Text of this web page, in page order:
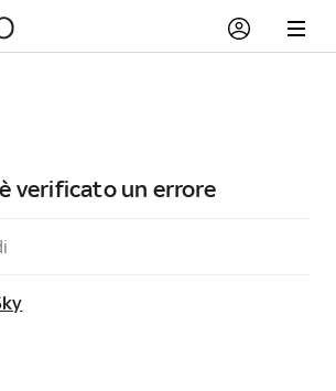
verificato un errore